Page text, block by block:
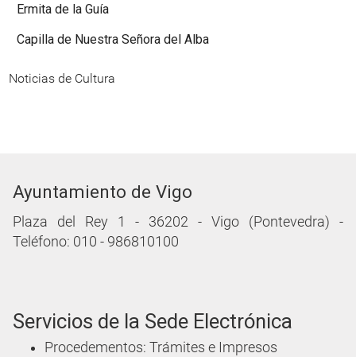
Ermita de la Guía
Capilla de Nuestra Señora del Alba
Noticias de Cultura
Ayuntamiento de Vigo
Plaza del Rey 1 - 36202 - Vigo (Pontevedra) -
Teléfono: 010 - 986810100
Servicios de la Sede Electrónica
Procedementos: Trámites e Impresos